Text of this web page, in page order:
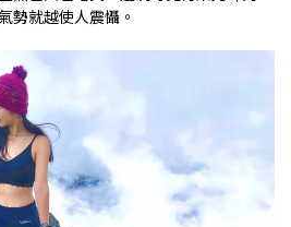
勢就越使人震懾。